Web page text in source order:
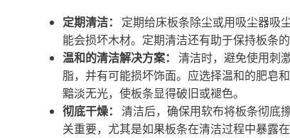
定期清洁：
定期给床板条除尘或用吸尘器吸
能会损坏木材。定期清洁还有助于保持板条
温和的清洁解决方案：
清洁时，避免使用刺
脂，并有可能损坏饰面。应选择温和的肥皂
黯淡无光，使板条显得破旧或褪色。
彻底干燥：
清洁后，确保用软布将板条彻底
关重要，尤其是如果板条在清洁过程中暴露在